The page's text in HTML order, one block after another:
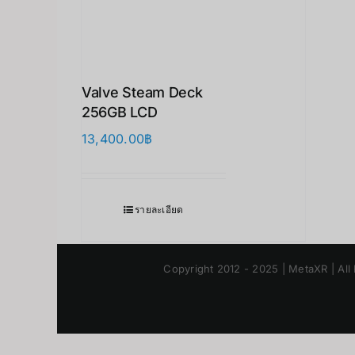
Valve Steam Deck
256GB LCD
13,400.00฿
รายละเอียด
Copyright 2012 - 2025 | MetaXR |